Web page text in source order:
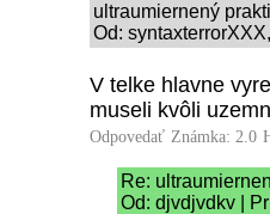
ultraumiernený
Od:
V telke hlavne
museli kvôli
Odpovedať Známka: 2.0
Re:
Od: djvdjvdkv |